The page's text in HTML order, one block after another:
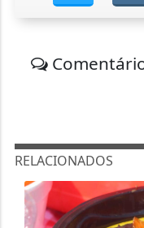
RELACIONADOS